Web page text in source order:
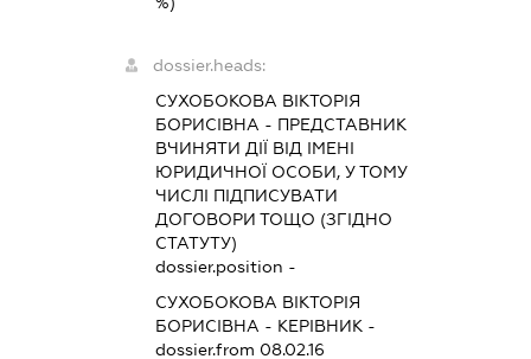
dossier.heads:
СУХОБОКОВА ВІКТОРІЯ
БОРИСІВНА - ПРЕДСТАВНИК
ВЧИНЯТИ ДІЇ ВІД ІМЕНІ
ЮРИДИЧНОЇ ОСОБИ, У ТОМУ
ЧИСЛІ ПІДПИСУВАТИ
ДОГОВОРИ ТОЩО (ЗГІДНО
СТАТУТУ)
dossier.position -
СУХОБОКОВА ВІКТОРІЯ
БОРИСІВНА - КЕРІВНИК -
dossier.from 08.02.16